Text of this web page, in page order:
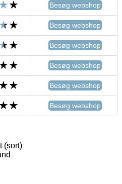
Besøg webshop
Besøg webshop
Besøg webshop
Besøg webshop
Besøg webshop
Besøg webshop
(sort)